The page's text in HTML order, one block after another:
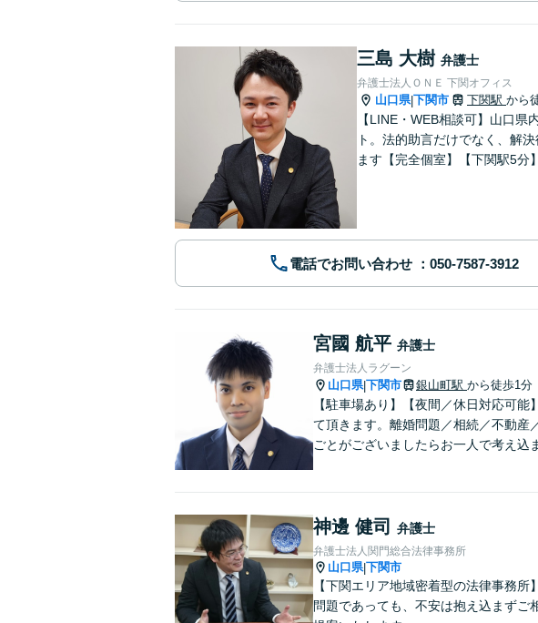
三島 大樹 弁護士
弁護士法人ＯＮＥ 下関オフィス
山口県|下関市 下関駅 から
【LINE・WEB相談可】山口
ト。法的助言だけでなく、解
ます【完全個室】【下関駅5分】
電話でお問い合わせ
宮國 航平 弁護士
弁護士法人ラグーン
山口県|下関市 銀山町駅 から徒歩1分
【駐車場あり】【夜間／休日対応可
て頂きます。離婚問題／相続／不動産
ごとがございましたらお一人で考え込
神邊 健司 弁護士
弁護士法人関門総合法律事務所
山口県|下関市
【下関エリア地域密着型の法律事務
問題であっても、不安は抱え込まず